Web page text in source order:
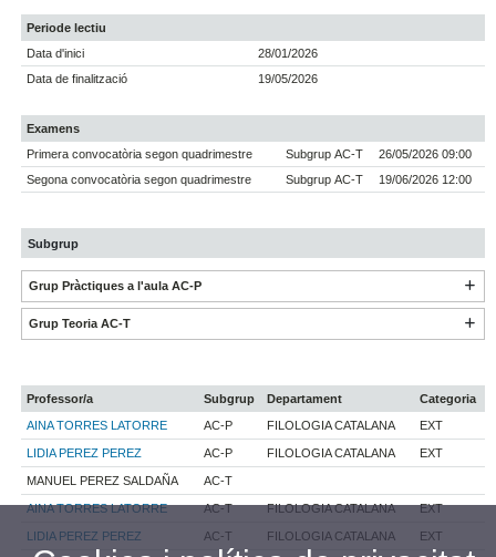
Periode lectiu
Data d'inici
28/01/2026
Data de finalització
19/05/2026
Examens
Primera convocatòria segon quadrimestre
Subgrup AC-T
26/05/2026 09:00
Segona convocatòria segon quadrimestre
Subgrup AC-T 19/06/2026 12:00
Subgrup
Grup Pràctiques a l'aula AC-P
Grup Teoria AC-T
Professor/a Subgrup Departament
Categoria
AINA TORRES LATORRE
AC-P FILOLOGIA CATALANA EXT
LIDIA PEREZ PEREZ AC-P FILOLOGIA CATALANA EXT
MANUEL PEREZ SALDAÑA AC-T
AINA TORRES LATORRE AC-T FILOLOGIA CATALANA EXT
LIDIA PEREZ PEREZ AC-T FILOLOGIA CATALANA EXT